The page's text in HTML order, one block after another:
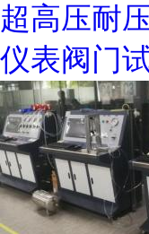
超高压耐
仪表阀门